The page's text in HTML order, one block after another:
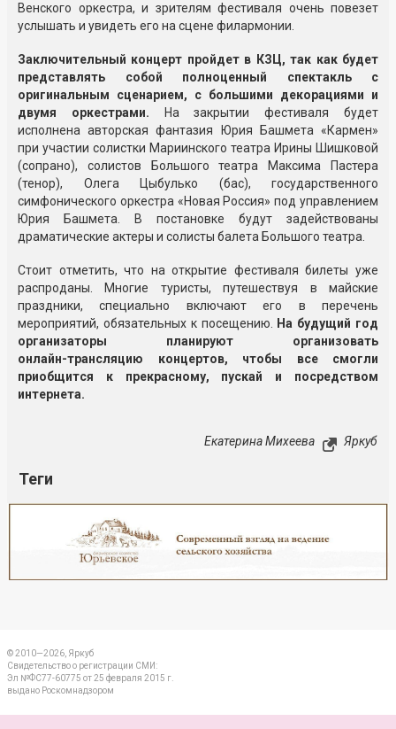
Венского оркестра, и зрителям фестиваля очень повезет
услышать и увидеть его на сцене филармонии.
Заключительный концерт пройдет в КЗЦ, так как будет
представлять собой полноценный спектакль с
оригинальным сценарием, с большими декорациями и
двумя оркестрами. На закрытии фестиваля будет
исполнена авторская фантазия Юрия Башмета «Кармен»
при участии солистки Мариинского театра Ирины Шишковой
(сопрано), солистов Большого театра Максима Пастера
(тенор), Олега Цыбулько (бас), государственного
симфонического оркестра «Новая Россия» под управлением
Юрия Башмета. В постановке будут задействованы
драматические актеры и солисты балета Большого театра.
Стоит отметить, что на открытие фестиваля билеты уже
распроданы. Многие туристы, путешествуя в майские
праздники, специально включают его в перечень
мероприятий, обязательных к посещению. На будущий год
организаторы планируют организовать
онлайн-трансляцию концертов, чтобы все смогли
приобщится к прекрасному, пускай и посредством
интернета.
Екатерина Михеева Яркуб
Теги
© 2010—2026, Яркуб
Свидетельство о регистрации СМИ:
Эл №ФС77-60775 от 25 февраля 2015 г.
выдано Роскомнадзором